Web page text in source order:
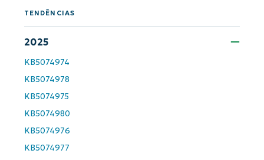
TENDÊNCIAS
2025
KB5074974
KB5074978
KB5074975
KB5074980
KB5074976
KB5074977
orientadas por IA do NinjaOne!
First
and
name*
Business
Phone